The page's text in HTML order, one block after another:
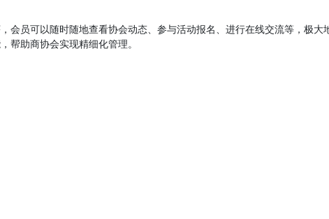
员可以随时随地查看协会动态、参与活动报名、进行在线交流等，极大
帮助商协会实现精细化管理。